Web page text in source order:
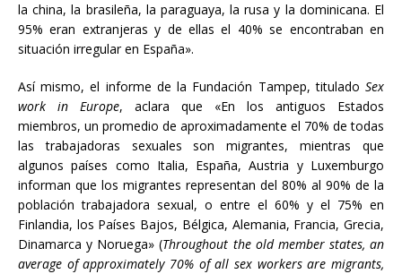
la china, la brasileña, la paraguaya, la rusa y la dominicana. El
95% eran extranjeras y de ellas el 40% se encontraban en
situación irregular en España».
Así mismo, el informe de la Fundación Tampep, titulado Sex
work in Europe, aclara que «En los antiguos Estados
miembros, un promedio de aproximadamente el 70% de todas
las trabajadoras sexuales son migrantes, mientras que
algunos países como Italia, España, Austria y Luxemburgo
informan que los migrantes representan del 80% al 90% de la
población trabajadora sexual, o entre el 60% y el 75% en
Finlandia, los Países Bajos, Bélgica, Alemania, Francia, Grecia,
Dinamarca y Noruega» (Throughout the old member states, an
average of approximately 70% of all sex workers are migrants,